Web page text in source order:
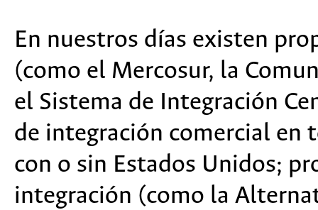
En nuestros días existen
(como el Mercosur, la
el Sistema de Integración
de integración comercial en
con o sin Estados Unidos;
integración (como la